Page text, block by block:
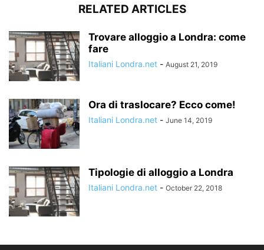
RELATED ARTICLES
Trovare alloggio a Londra: come
fare
Italiani Londra.net - August 21, 2019
Ora di traslocare? Ecco come!
Italiani Londra.net - June 14, 2019
Tipologie di alloggio a Londra
Italiani Londra.net - October 22, 2018